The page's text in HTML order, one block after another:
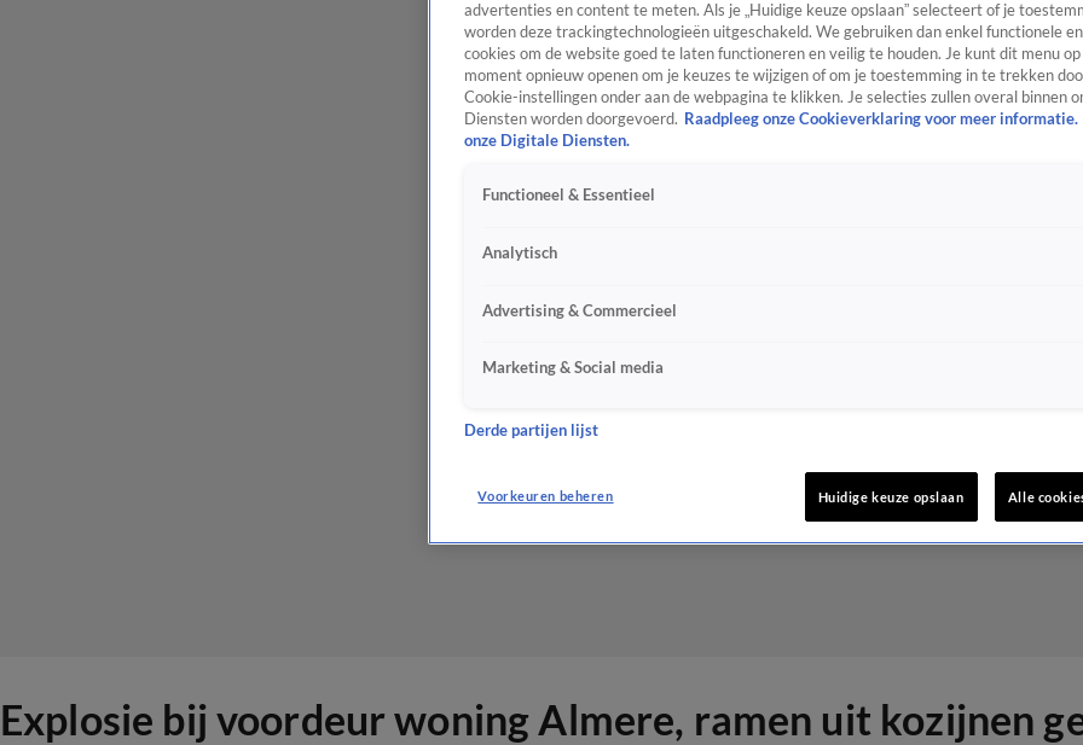
Explosie bij voordeur woning Almere, ramen uit kozijnen
advertenties en content te meten. Als je „Huidige keuze opslaan” selecteert of je
worden deze trackingtechnologieën uitgeschakeld. We gebruiken dan enkel functionele
cookies om de website goed te laten functioneren en veilig te houden. Je kunt dit menu
moment opnieuw openen om je keuzes te wijzigen of om je toestemming in te trekken
Cookie-instellingen onder aan de webpagina te klikken. Je selecties zullen overal binnen
Diensten worden doorgevoerd. Raadpleeg onze Cookieverklaring voor meer informatie.
onze Digitale Diensten.
Functioneel & Essentieel
Analytisch
Advertising & Commercieel
Marketing & Social media
Derde partijen lijst
Voorkeuren beheren Huidige keuze opslaan Alle